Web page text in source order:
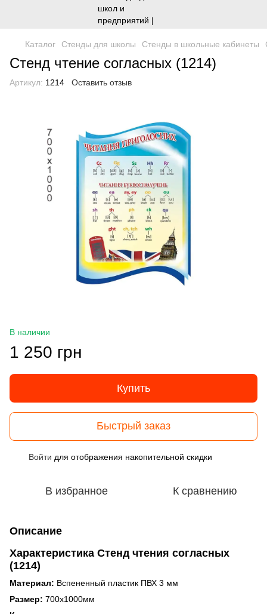
Каталог Стенды для школы Стенды в школьные кабинеты
Стенд чтение согласных (1214)
Артикул: 1214 Оставить отзыв
В наличии
1 250 грн
Купить
Быстрый заказ
Войти для отображения накопительной скидки
В избранное К сравнению
Описание
Характеристика Стенд чтения согласных
(1214)
Материал: Вспененный пластик ПВХ 3 мм
Размер: 700х1000мм